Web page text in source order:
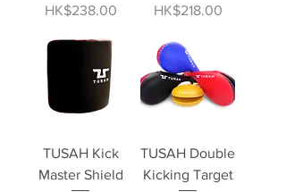
價格
HK$238.00 價格
HK$218.00
TUSAH Kick
Master Shield
TUSAH Double
Kicking Target